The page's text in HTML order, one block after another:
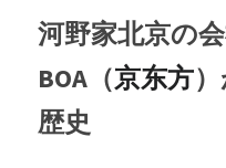
河野家北京の
BOA（京东方
歴史